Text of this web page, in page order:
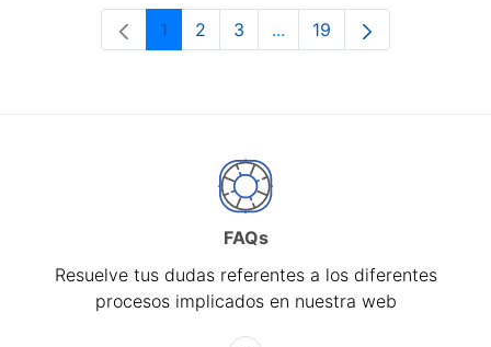
Página
1 Página
2 Página
3 ...Páginas intermedias Use
Página
19
FAQs
Resuelve tus dudas referentes a los diferentes
procesos implicados en nuestra web